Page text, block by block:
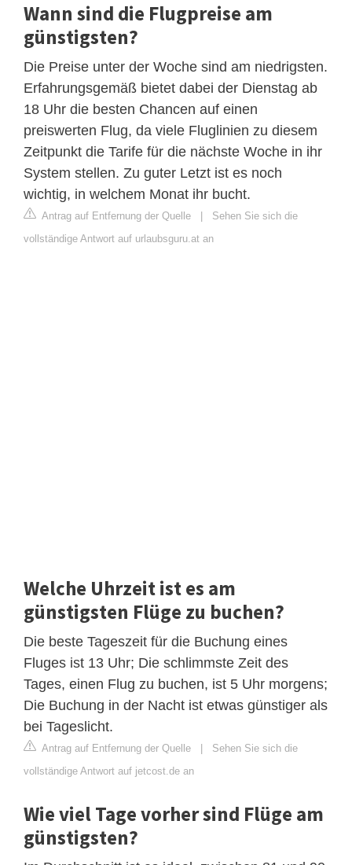
Wann sind die Flugpreise am
günstigsten?
Die Preise unter der Woche sind am niedrigsten.
Erfahrungsgemäß bietet dabei der Dienstag ab
18 Uhr die besten Chancen auf einen
preiswerten Flug, da viele Fluglinien zu diesem
Zeitpunkt die Tarife für die nächste Woche in ihr
System stellen. Zu guter Letzt ist es noch
wichtig, in welchem Monat ihr bucht.
Antrag auf Entfernung der Quelle
Sehen Sie sich die
vollständige Antwort auf urlaubsguru.at an
Welche Uhrzeit ist es am
günstigsten Flüge zu buchen?
Die beste Tageszeit für die Buchung eines
Fluges ist 13 Uhr; Die schlimmste Zeit des
Tages, einen Flug zu buchen, ist 5 Uhr morgens;
Die Buchung in der Nacht ist etwas günstiger als
bei Tageslicht.
Antrag auf Entfernung der Quelle
Sehen Sie sich die
vollständige Antwort auf jetcost.de an
Wie viel Tage vorher sind Flüge am
günstigsten?